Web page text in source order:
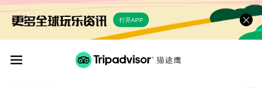
打开APP